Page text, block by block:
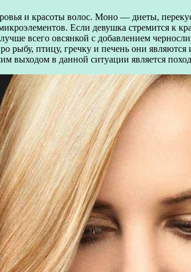
и красоты волос. Моно — диеты,
Если девушка стремится к
всего овсянкой с добавлением
рыбу, птицу, гречку и печень они
выходом в данной ситуации является